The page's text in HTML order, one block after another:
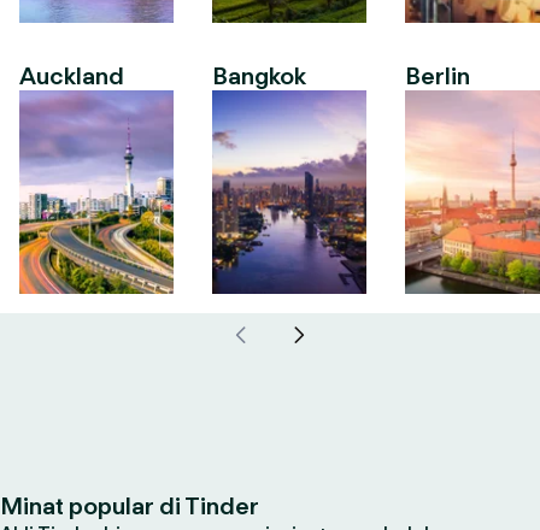
Auckland Bangkok Berlin
Minat popular di Tinder